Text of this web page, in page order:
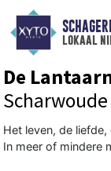
lokaal
De
Scharwoude
Het leven, de
In meer of mindere